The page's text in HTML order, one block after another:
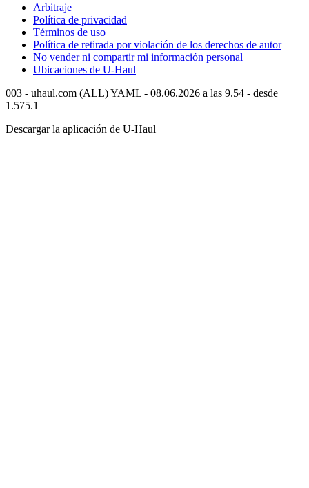
Arbitraje
Política de privacidad
Términos de uso
Política de retirada por violación de los derechos de autor
No vender ni compartir mi información personal
Ubicaciones de U-Haul
003 - uhaul.com (ALL) YAML - 08.06.2026 a las 9.54 - desde
1.575.1
Descargar la aplicación de U-Haul